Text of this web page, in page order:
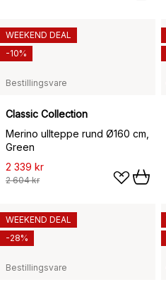
Bestillingsvare
Classic Collection
Merino ullteppe rund Ø160 cm,
Green
2 339 kr
2 604 kr
WEEKEND DEAL
-10%
Bestillingsvare
WEEKEND DEAL
-28%